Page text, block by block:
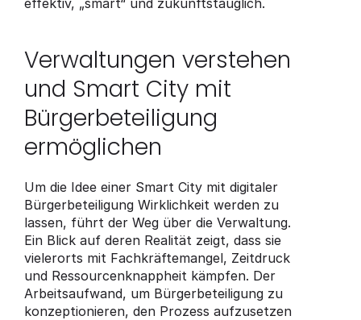
effektiv, „smart“ und zukunftstauglich.
Verwaltungen verstehen
und Smart City mit
Bürgerbeteiligung
ermöglichen
Um die Idee einer Smart City mit digitaler
Bürgerbeteiligung Wirklichkeit werden zu
lassen, führt der Weg über die Verwaltung.
Ein Blick auf deren Realität zeigt, dass sie
vielerorts mit Fachkräftemangel, Zeitdruck
und Ressourcenknappheit kämpfen. Der
Arbeitsaufwand, um Bürgerbeteiligung zu
konzeptionieren, den Prozess aufzusetzen